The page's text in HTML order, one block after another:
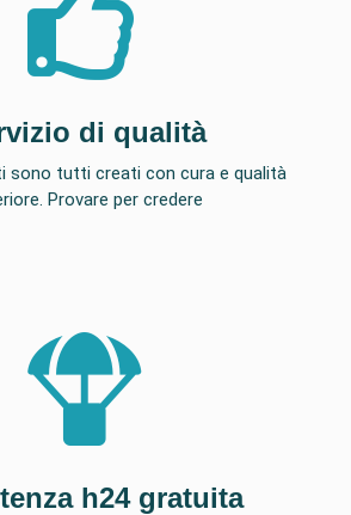
di qualità
sono tutti creati con cura e qualità
Provare per credere
h24 gratuita